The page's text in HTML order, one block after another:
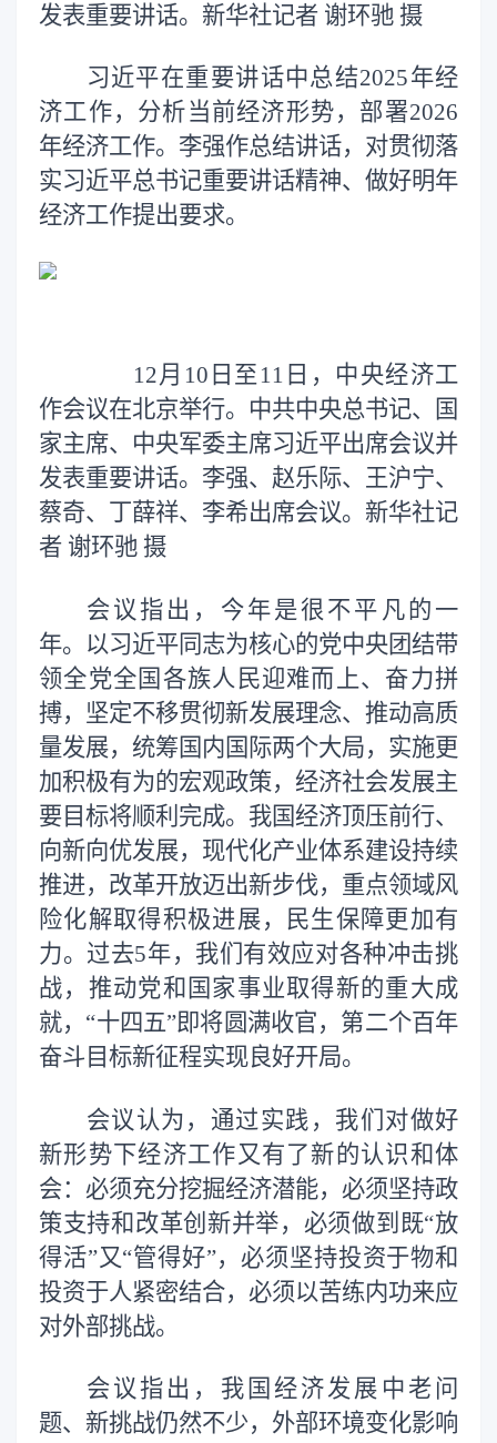
发表重要讲话。新华社记者 谢环驰 摄
习近平在重要讲话中总结2025年经
济工作，分析当前经济形势，部署2026
年经济工作。李强作总结讲话，对贯彻落
实习近平总书记重要讲话精神、做好明年
经济工作提出要求。
12月10日至11日，中央经济工
作会议在北京举行。中共中央总书记、国
家主席、中央军委主席习近平出席会议并
发表重要讲话。李强、赵乐际、王沪宁、
蔡奇、丁薛祥、李希出席会议。新华社记
者 谢环驰 摄
会议指出，今年是很不平凡的一
年。以习近平同志为核心的党中央团结带
领全党全国各族人民迎难而上、奋力拼
搏，坚定不移贯彻新发展理念、推动高质
量发展，统筹国内国际两个大局，实施更
加积极有为的宏观政策，经济社会发展主
要目标将顺利完成。我国经济顶压前行、
向新向优发展，现代化产业体系建设持续
推进，改革开放迈出新步伐，重点领域风
险化解取得积极进展，民生保障更加有
力。过去5年，我们有效应对各种冲击挑
战，推动党和国家事业取得新的重大成
就，“十四五”即将圆满收官，第二个百年
奋斗目标新征程实现良好开局。
会议认为，通过实践，我们对做好
新形势下经济工作又有了新的认识和体
会：必须充分挖掘经济潜能，必须坚持政
策支持和改革创新并举，必须做到既“放
得活”又“管得好”，必须坚持投资于物和
投资于人紧密结合，必须以苦练内功来应
对外部挑战。
会议指出，我国经济发展中老问
题、新挑战仍然不少，外部环境变化影响